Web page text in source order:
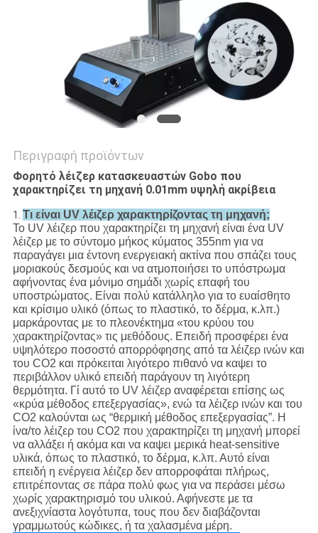
Περιγραφή προϊόντων
Φορητό λέιζερ κατασκευαστών Gobo που
χαρακτηρίζει τη μηχανή 0.01mm υψηλή ακρίβεια
1. Τι είναι UV λέιζερ χαρακτηρίζοντας τη μηχανή;
Το UV λέιζερ που χαρακτηρίζει τη μηχανή είναι ένα UV
λέιζερ με το σύντομο μήκος κύματος 355nm για να
παραγάγει μια έντονη ενεργειακή ακτίνα που σπάζει τους
μοριακούς δεσμούς και να ατμοποιήσει το υπόστρωμα
αφήνοντας ένα μόνιμο σημάδι χωρίς επαφή του
υποστρώματος. Είναι πολύ κατάλληλο για το ευαίσθητο
και κρίσιμο υλικό (όπως το πλαστικό, το δέρμα, κ.λπ.)
μαρκάροντας με το πλεονέκτημα «του κρύου του
χαρακτηρίζοντας» τις μεθόδους. Επειδή προσφέρει ένα
υψηλότερο ποσοστό απορρόφησης από τα λέιζερ ινών και
του CO2 και πρόκειται λιγότερο πιθανό να καψει το
περιβάλλον υλικό επειδή παράγουν τη λιγότερη
θερμότητα. Γί αυτό το UV λέιζερ αναφέρεται επίσης ως
«κρύα μέθοδος επεξεργασίας», ενώ τα λέιζερ ινών και του
CO2 καλούνται ως “θερμική μέθοδος επεξεργασίας”. Η
ίνα/το λέιζερ του CO2 που χαρακτηρίζει τη μηχανή μπορεί
να αλλάξει ή ακόμα και να καψει μερικά heat-sensitive
υλικά, όπως το πλαστικό, το δέρμα, κ.λπ. Αυτό είναι
επειδή η ενέργεια λέιζερ δεν απορροφάται πλήρως,
επιτρέποντας σε πάρα πολύ φως για να περάσει μέσω
χωρίς χαρακτηρισμό του υλικού. Αφήνεστε με τα
ανεξιχνίαστα λογότυπα, τους που δεν διαβάζονται
γραμμωτούς κώδικες, ή τα χαλασμένα μέρη.